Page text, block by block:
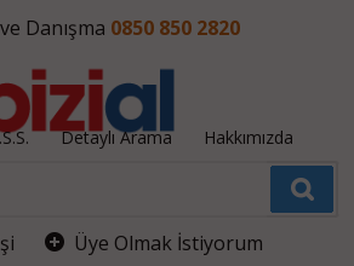
Danışma 0850 850 2820
Detaylı Arama Hakkımızda
Üye Olmak İstiyorum